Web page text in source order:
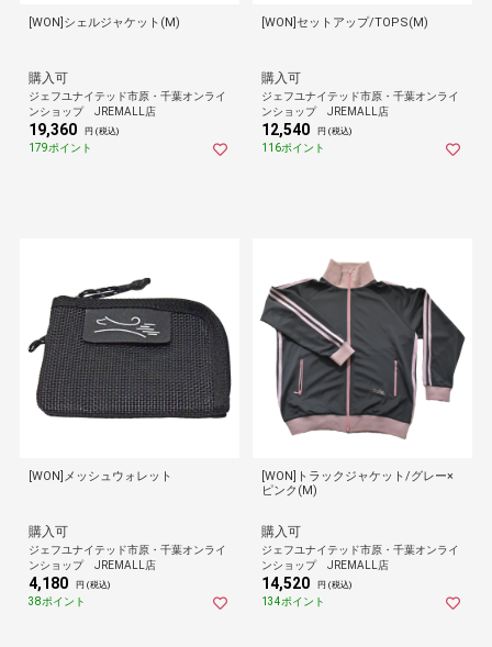
[WON]シェルジャケット(M)
購入可
ジェフユナイテッド市原・千葉オンライ
ンショップ JREMALL店
19,360 円 (税込)
179ポイント
[WON]セットアップ/TOPS(M)
購入可
ジェフユナイテッド市原・千葉オンライ
ンショップ JREMALL店
12,540 円 (税込)
116ポイント
[WON]メッシュウォレット
購入可
ジェフユナイテッド市原・千葉オンライ
ンショップ JREMALL店
4,180 円 (税込)
38ポイント
[WON]トラックジャケット/グレー×
ピンク(M)
購入可
ジェフユナイテッド市原・千葉オンライ
ンショップ JREMALL店
14,520 円 (税込)
134ポイント